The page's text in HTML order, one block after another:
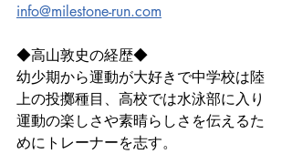
info@milestone-run.com
◆高山敦史の経歴◆
幼少期から運動が大好きで中学校は陸
上の投擲種目、高校では水泳部に入り
運動の楽しさや素晴らしさを伝えるた
めにトレーナーを志す。